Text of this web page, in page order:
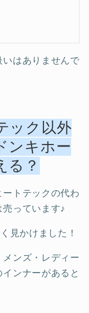
はありませんで
ック以外
ンキホー
る？
ートテックの代わ
っています♪
見かけました！
メンズ・レディー
ンナーがあると